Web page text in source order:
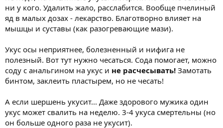
ни у кого. Удалить жало, расслабится. Вообще пчелиный
яд в малых дозах - лекарство. Благотворно влияет на
мышцы и суставы (как разогревающие мази).
Укус осы неприятнее, болезненный и нифига не
полезный. Вот тут нужно чесаться. Сода помогает, можно
соду с анальгином на укус и не расчесывать! Замотать
бинтом, заклеить пластырем, но не чесать!
А если шершень укусит... Даже здорового мужика один
укус может свалить на неделю. 3-4 укуса смертельны (но
он больше одного раза не укусит).